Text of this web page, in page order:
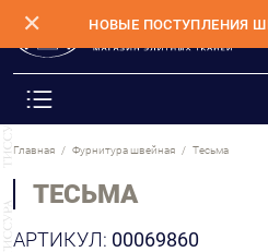
✕ НОВЫЕ ПОСТУПЛЕНИЯ
Главная Фурнитура швейная Тесьма
ТЕСЬМА
АРТИКУЛ: 00069860